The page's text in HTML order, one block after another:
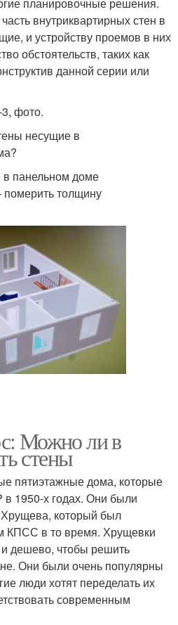
внутриквартирных стен в
и устройству проемов в них
обстоятельств, таких как
данной серии или
фото.
несущие в
панельном доме
толщину
Можно ли в
стены
пятиэтажные дома, которые
1950-х годах. Они были
который был
КПСС в то время. Хрущевки
дешево, чтобы решить
Они были очень популярны
люди хотят переделать их
современным